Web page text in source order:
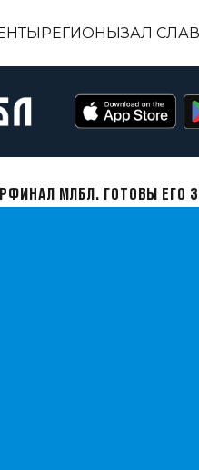
РЕГИОНЫЗАЛ
МЛБЛ. ГОТОВЫ ЕГО